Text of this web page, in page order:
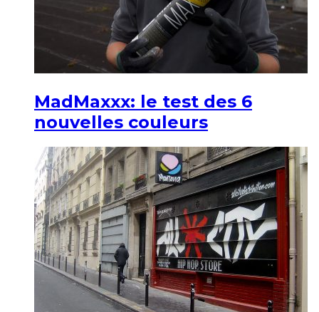
MadMaxxx: le test des 6
nouvelles couleurs